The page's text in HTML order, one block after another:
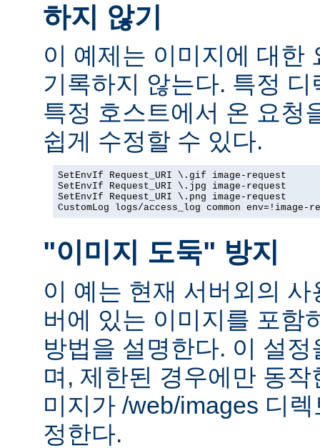
하지 않기
이 예제는 이미지에 대한
기록하지 않는다. 특정
특정 호스트에서 온 요청
쉽게 수정할 수 있다.
SetEnvIf Request_URI \.gif image-request
SetEnvIf Request_URI \.jpg image-request
SetEnvIf Request_URI \.png image-request
CustomLog logs/access_log common env=!image-
"이미지 도둑" 방지
이 예는 현재 서버외의
버에 있는 이미지를 포함
방법을 설명한다. 이 설
며, 제한된 경우에만 동
미지가 /web/images 디
정한다.